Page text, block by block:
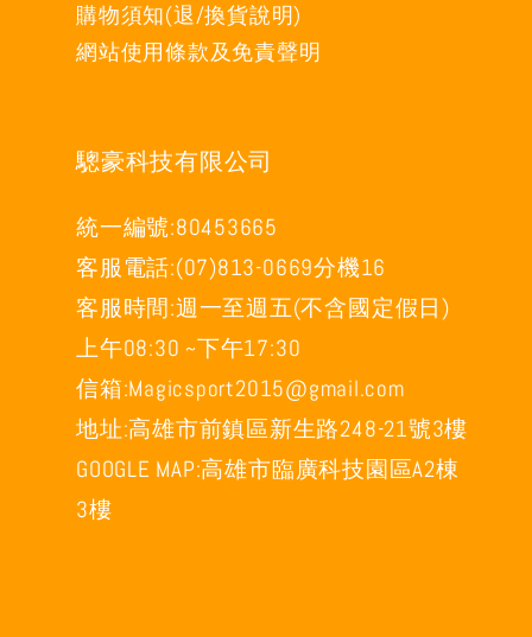
購物須知(退/換貨說明)
網站使用條款及免責聲明
驄豪科技有限公司
統一編號:80453665
客服電話:(07)813-0669分機16
客服時間:週一至週五(不含國定假日)
上午08:30 ~下午17:30
信箱:Magicsport2015@gmail.com
地址:高雄市前鎮區新生路248-21號3樓
GOOGLE MAP:高雄市臨廣科技園區A2棟
3樓